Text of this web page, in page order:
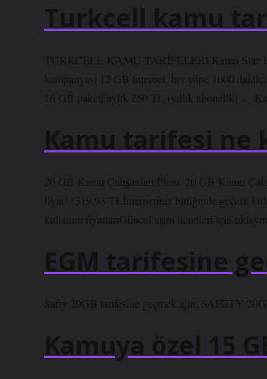
Turkcell kamu
TURKCELL KAMU TARİFELERİ Kamu Star 12
kampanyası 12 GB internet, her yöne 1000
16 GB paketi aylık 250 TL (yıllık abonelik) …
Kamu tarifesi ne
20 GB Kamu Çalışanları Planı: 20 GB Kamu
fiyat**319,93 TLİnternetiniz bittiğinde geçerli
kullanım fiyatlarıGüncel aşım ücretleri için tıklayın.
EGM tarifesine
Safty 20GB tarifesine geçmek için; SAFETY
Kamuya özel 15